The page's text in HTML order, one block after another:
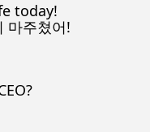
today!
마주쳤어!